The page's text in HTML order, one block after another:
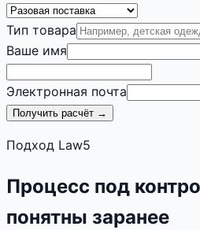
Тип товара
Ваше имя
Электронная почта
Получить расчёт →
Подход Law5
Процесс под
понятны заранее